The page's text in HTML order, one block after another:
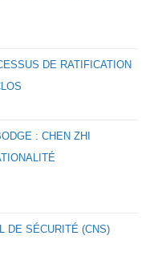
DE RATIFICATION
: CHEN ZHI
DE SÉCURITÉ (CNS)